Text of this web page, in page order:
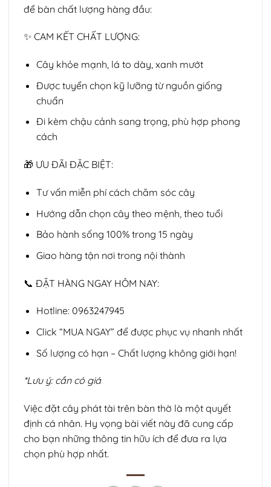
để bàn chất lượng hàng đầu:
✨ CAM KẾT CHẤT LƯỢNG:
Cây khỏe mạnh, lá to dày, xanh mướt
Được tuyển chọn kỹ lưỡng từ nguồn giống
chuẩn
Đi kèm chậu cảnh sang trọng, phù hợp phong
cách
🎁 ƯU ĐÃI ĐẶC BIỆT:
Tư vấn miễn phí cách chăm sóc cây
Hướng dẫn chọn cây theo mệnh, theo tuổi
Bảo hành sống 100% trong 15 ngày
Giao hàng tận nơi trong nội thành
📞 ĐẶT HÀNG NGAY HÔM NAY:
Hotline: 0963247945
Click “MUA NGAY” để được phục vụ nhanh nhất
Số lượng có hạn – Chất lượng không giới hạn!
*Lưu ý: cần có giá
Việc đặt cây phát tài trên bàn thờ là một quyết
định cá nhân. Hy vọng bài viết này đã cung cấp
cho bạn những thông tin hữu ích để đưa ra lựa
chọn phù hợp nhất.